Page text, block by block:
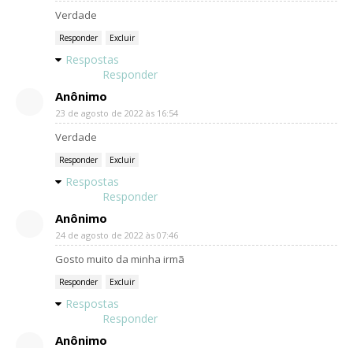
Verdade
Responder Excluir
Respostas
Responder
Anônimo
23 de agosto de 2022 às 16:54
Verdade
Responder Excluir
Respostas
Responder
Anônimo
24 de agosto de 2022 às 07:46
Gosto muito da minha irmã
Responder Excluir
Respostas
Responder
Anônimo